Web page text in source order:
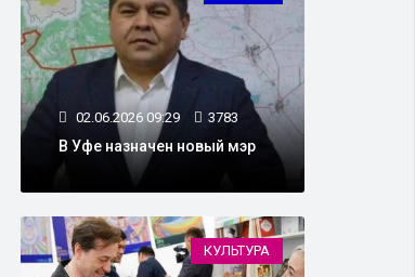
02.06.2026 09:29 3783
В Уфе назначен новый мэр
КУЛЬТУРА